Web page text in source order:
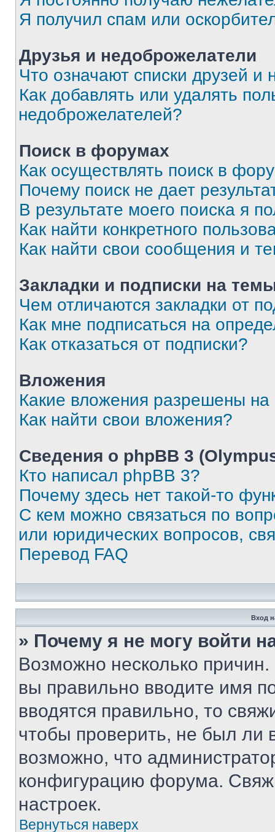
Я получил спам или
Друзья и недоброжелатели
Что означают списки друзей и
Как добавлять или удалять
недоброжелателей?
Поиск в форумах
Как осуществлять поиск в
Почему поиск не дает
В результате моего поиска я
Как найти конкретного
Как найти свои сообщения и
Закладки и подписки на
Чем отличаются закладки от
Как мне подписаться на
Как отказаться от подписки?
Вложения
Какие вложения разрешены
Как найти свои вложения?
Сведения о phpBB 3
Кто написал phpBB 3?
Почему здесь нет такой-то
С кем можно связаться по
или юридических вопросов,
Перевод FAQ
Вход
» Почему я не могу войти
Возможно несколько
вы правильно вводите имя
вводятся правильно, то
чтобы проверить, не был ли
возможно, что
конфигурацию форума.
настроек.
Вернуться наверх